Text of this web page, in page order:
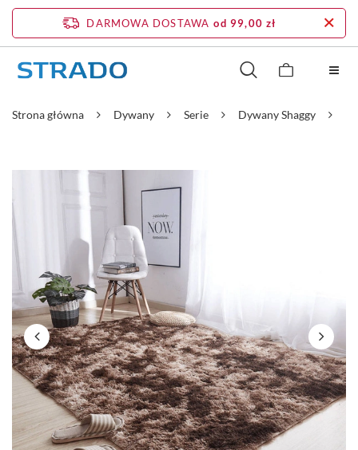
DARMOWA DOSTAWA od 99,00 zł
Strona główna Dywany Serie Dywany Shaggy